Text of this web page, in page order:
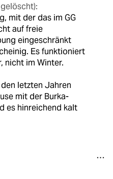
mit der das im GG
auf freie
eingeschränkt
Es funktioniert
nicht im Winter.
letzten Jahren
mit der Burka-
es hinreichend kalt